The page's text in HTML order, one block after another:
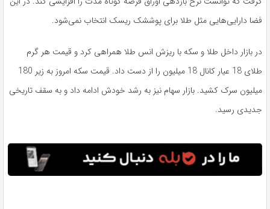
فضا دارایی‌هایی مثل طلا برای پوششک ریسک انتخاب نمی‌شود.
در بازار داخل طلا و سکه با ریزش انس طلا همراهی کرد و قیمت هر گرم
طلای 18 عیار کانال 18 میلیون را از دست داد. قیمت سکه امروز به زیر 180
میلیون سرک کشید. بازار سهام نیز به رشد خودش ادامه داد و به سقف تاریخی
جدیدی رسید.